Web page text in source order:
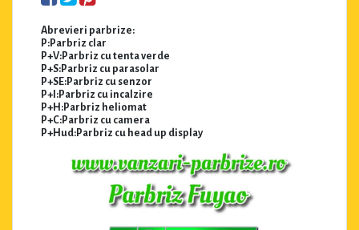
Abrevieri parbrize:
P:Parbriz clar
P+V:Parbriz cu tenta verde
P+S:Parbriz cu parasolar
P+SE:Parbriz cu senzor
P+I:Parbriz cu incalzire
P+H:Parbriz heliomat
P+C:Parbriz cu camera
P+Hud:Parbriz cu head up display